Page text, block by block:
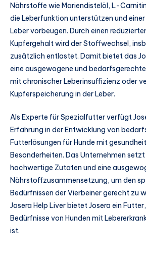
Nährstoffe wie Mariendistelöl, L-
die Leberfunktion unterstützen und
Leber vorbeugen. Durch einen
Kupfergehalt wird der Stoffwechsel,
zusätzlich entlastet. Damit bietet das
eine ausgewogene und
mit chronischer Leberinsuffizienz oder
Kupferspeicherung in der Leber.
Als Experte für Spezialfutter verfügt
Erfahrung in der Entwicklung von
Futterlösungen für Hunde mit
Besonderheiten. Das Unternehmen
hochwertige Zutaten und eine
Nährstoffzusammensetzung, um den
Bedürfnissen der Vierbeiner gerecht zu
Josera Help Liver bietet Josera ein
Bedürfnisse von Hunden mit
ist.